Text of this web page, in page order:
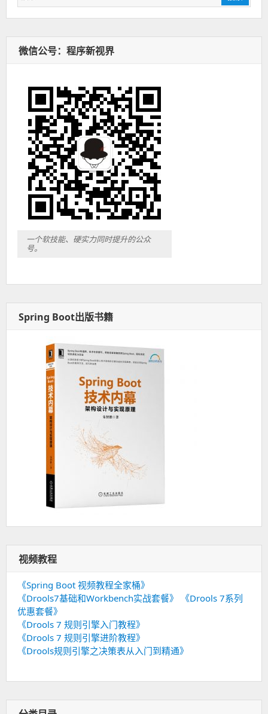
索：
微信公号：程序新视界
一个软技能、硬实力同时提升的公众
号。
Spring Boot出版书籍
视频教程
《Spring Boot 视频教程全家桶》
《Drools7基础和Workbench实战套餐》
《Drools 7系列
优惠套餐》
《Drools 7 规则引擎入门教程》
《Drools 7 规则引擎进阶教程》
《Drools规则引擎之决策表从入门到精通》